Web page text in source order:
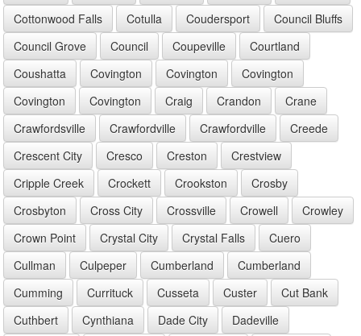
Cottonwood Falls
Cotulla Coudersport
Council Bluffs
Council Grove
Council Coupeville
Courtland
Coushatta
Covington Covington
Covington
Covington
Covington Craig Crandon
Crane
Crawfordsville
Crawfordville Crawfordville
Creede
Crescent City
Cresco Creston
Crestview
Cripple Creek
Crockett Crookston
Crosby
Crosbyton
Cross City Crossville Crowell
Crowley
Crown Point
Crystal City Crystal Falls
Cuero
Cullman
Culpeper Cumberland
Cumberland
Cumming
Currituck Cusseta Custer
Cut Bank
Cuthbert
Cynthiana Dade City
Dadeville